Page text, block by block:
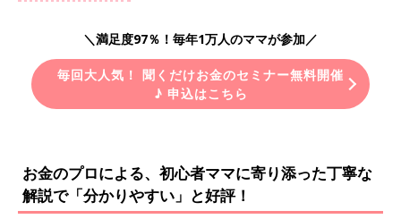
＼満足度97％！毎年1万人のママが参加／
毎回大人気！ 聞くだけお金のセミナー無料開催
♪ 申込はこちら
お金のプロによる、初心者ママに寄り添った丁寧な
解説で「分かりやすい」と好評！